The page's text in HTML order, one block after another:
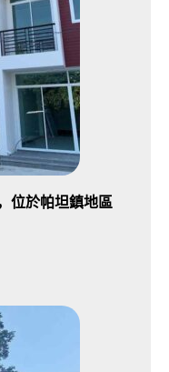
位於帕坦鎮地區